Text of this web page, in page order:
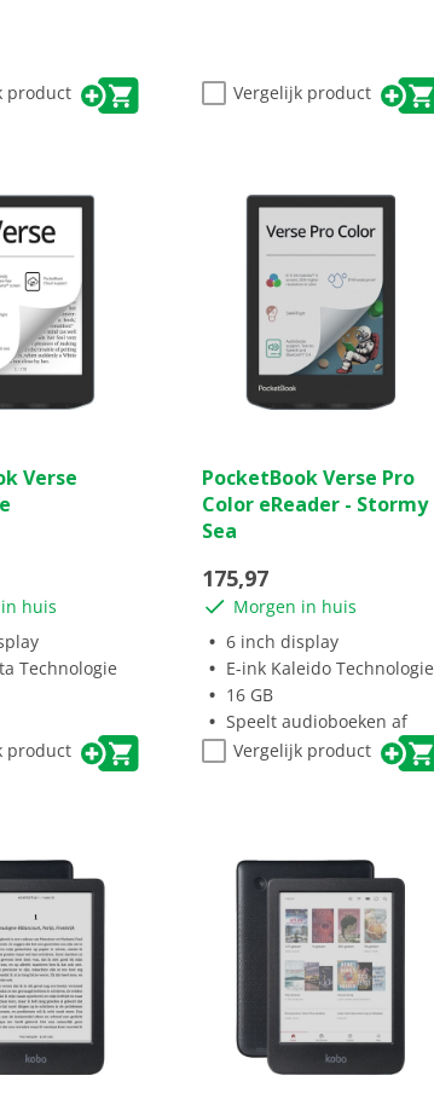
product Vergelijk product
Verse
huis
Technologie
product
van
de
5
PocketBook Verse Pro
Color eReader - Stormy
Sea
175,97
Morgen in huis
6 inch display
E-ink Kaleido Technologie
16 GB
Speelt audioboeken af
Vergelijk product